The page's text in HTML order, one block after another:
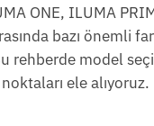
ONE, ILUMA
bazı önemli
rehberde model
ele alıyoruz.